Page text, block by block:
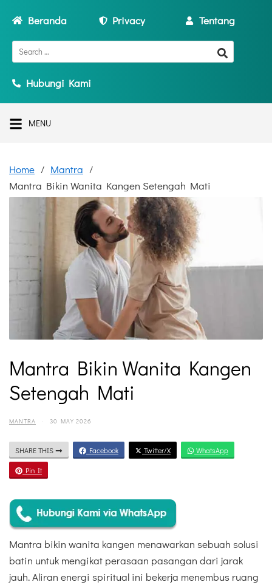
Beranda Privacy Tentang
Hubungi Kami
MENU
Home
Mantra
Mantra Bikin Wanita Kangen Setengah Mati
Mantra Bikin Wanita Kangen
Setengah Mati
MANTRA · 30 MAY 2026
SHARE THIS Facebook Twitter/X WhatsApp
Pin It
Mantra bikin wanita kangen menawarkan sebuah solusi
batin untuk mengikat perasaan pasangan dari jarak
jauh. Aliran energi spiritual ini bekerja menembus ruang